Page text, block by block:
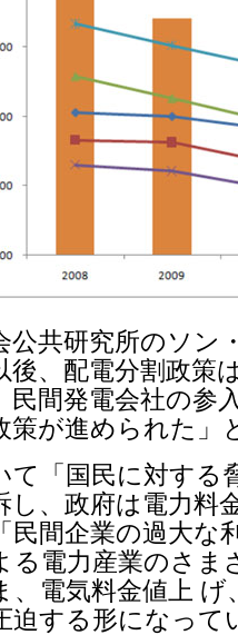
公共研究所のソン
後、配電分割政策
民間発電会社の参
策が進められた」
て「国民に対する
し、政府は電力料
民間企業の過大な
る電力産業のさま
、電気料金値上
迫する形になって